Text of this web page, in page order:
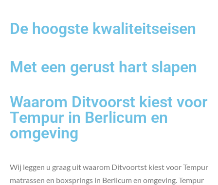
De hoogste kwaliteitseisen
Met een gerust hart slapen
Waarom Ditvoorst kiest voor
Tempur in Berlicum en
omgeving
Wij leggen u graag uit waarom Ditvoortst kiest voor Tempur
matrassen en boxsprings in Berlicum en omgeving. Tempur